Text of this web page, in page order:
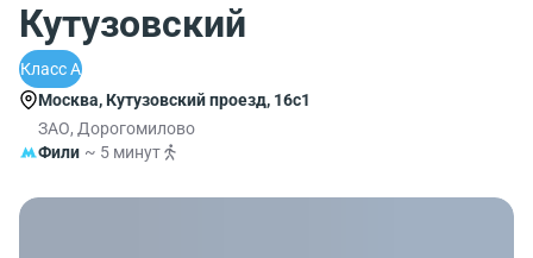
Кутузовский
Класс A
Москва, Кутузовский проезд, 16с1
ЗАО, Дорогомилово
Фили ~ 5 минут